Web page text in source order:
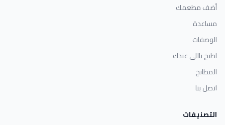
أضف مطعمك
مساعدة
الوصفات
اطبخ باللي عندك
المطابخ
اتصل بنا
التصنيفات